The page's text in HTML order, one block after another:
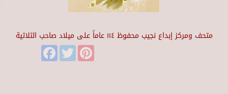
متحف ومركز إبداع نجيب محفوظ ١١٤ عاماً على ميلاد صاحب الثلاثية
FacebookTwitter